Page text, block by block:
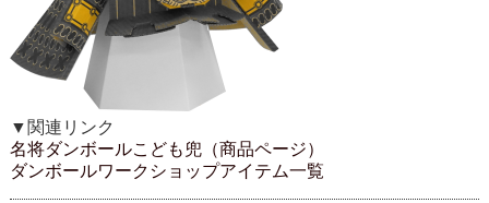
▼関連リンク
名将ダンボールこども兜（商品ページ）
ダンボールワークショップアイテム一覧